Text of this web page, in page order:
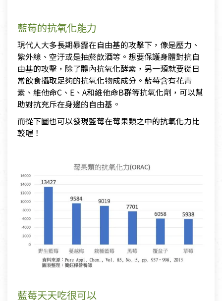
藍莓的抗氧化能力
現代人大多長期暴露在自由基的攻擊下，像是壓力、
紫外線、空汙或是抽菸飲酒等。想要保護身體對抗自
由基的攻擊，除了體內抗氧化酵素，另一類就要從日
常飲食攝取足夠的抗氧化物成成分。藍莓含有花青
素、維他命C、E、A和維他命B群等抗氧化劑，可以幫
助對抗充斥在身邊的自由基。
而從下圖也可以發現藍莓在莓果類之中的抗氧化力比
較喔！
藍莓天天吃很可以